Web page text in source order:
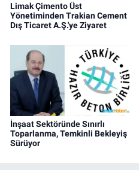
Limak Çimento Üst
Yönetiminden Trakian Cement
Dış Ticaret A.Ş.'ye Ziyaret
İnşaat Sektöründe Sınırlı
Toparlanma, Temkinli Bekleyiş
Sürüyor